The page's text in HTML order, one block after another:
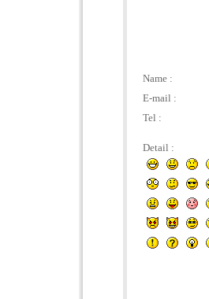
Name :
E-mail :
Tel :
Detail :